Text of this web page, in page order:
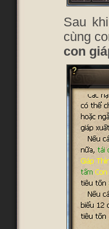
Sau
cùng
con